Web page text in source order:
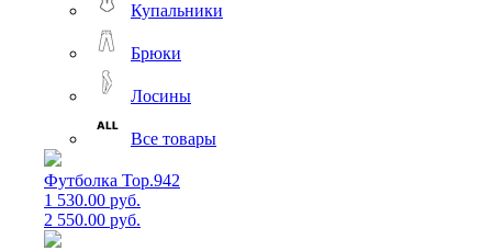
Купальники
Брюки
Лосины
Все товары
Футболка Top.942
1 530.00 руб.
2 550.00 руб.